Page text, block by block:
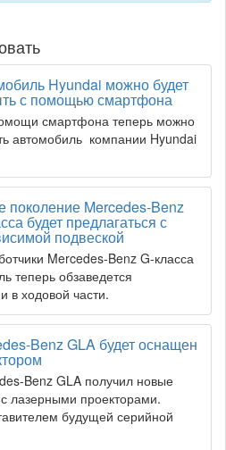
Hyundai можно будет
с помощью смартфона
смартфона теперь можно
автомобиль компании Hyundai
поколение Mercedes-Benz
будет предлагаться с
подвеской
Mercedes-Benz G-класса
теперь обзаведется
в ходовой части.
Benz GLA будет оснащен
Benz GLA получил новые
лазерными проекторами.
будущей серийной